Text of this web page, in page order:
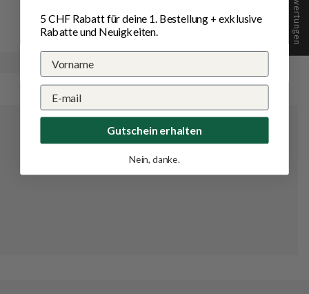
5 CHF Rabatt für deine 1. Bestellung+ exklusive
Rabatte und Neuigkeiten.
Gutschein erhalten
Nein, danke.